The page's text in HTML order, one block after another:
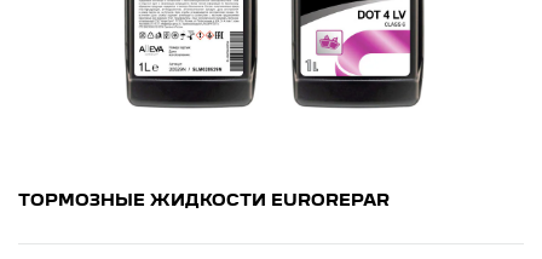
ТОРМОЗНЫЕ ЖИДКОСТИ EUROREPAR